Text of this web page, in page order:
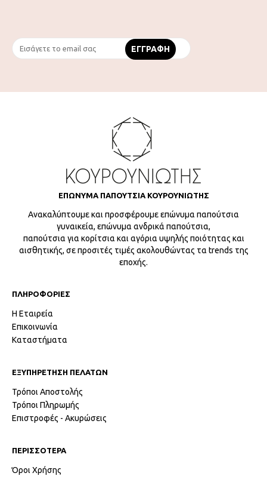
ΕΠΩΝΥΜΑ ΠΑΠΟΥΤΣΙΑ ΚΟΥΡΟΥΝΙΩΤΗΣ
Ανακαλύπτουμε και προσφέρουμε επώνυμα παπούτσια
γυναικεία, επώνυμα ανδρικά παπούτσια,
παπούτσια για κορίτσια και αγόρια υψηλής ποιότητας και
αισθητικής, σε προσιτές τιμές ακολουθώντας τα trends της
εποχής.
ΠΛΗΡΟΦΟΡΙΕΣ
Η Εταιρεία
Επικοινωνία
Καταστήματα
ΕΞΥΠΗΡΕΤΗΣΗ ΠΕΛΑΤΩΝ
Τρόποι Αποστολής
Τρόποι Πληρωμής
Επιστροφές - Ακυρώσεις
ΠΕΡΙΣΣΟΤΕΡΑ
Όροι Χρήσης